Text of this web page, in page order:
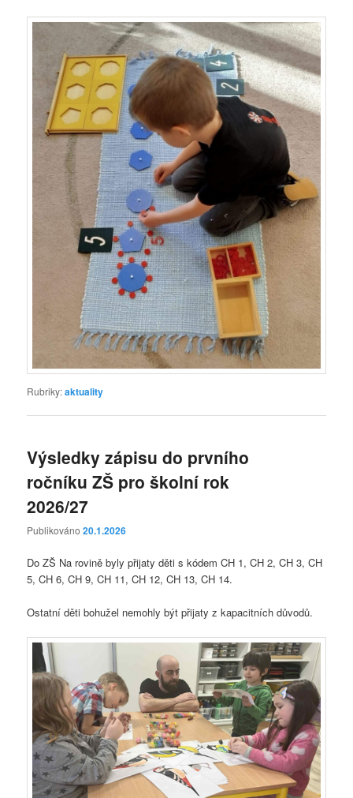
Rubriky:aktuality
Výsledky zápisu do prvního
ročníku ZŠ pro školní rok
2026/27
Publikováno20.1.2026
Do ZŠ Na rovině byly přijaty děti s kódem CH 1, CH 2, CH 3, CH
5, CH 6, CH 9, CH 11, CH 12, CH 13, CH 14.
Ostatní děti bohužel nemohly být přijaty z kapacitních důvodů.